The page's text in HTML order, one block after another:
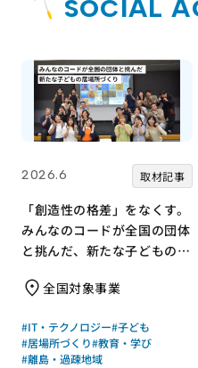
SOCIAL
2026.6 取材記事
「創造性の格差」をなくす。
みんなのコードが全国の団体
と挑んだ、新たな子どもの居
全国対象事業
#IT・テクノロジー#子ども
#居場所づくり#教育・学び
#離島・過疎地域